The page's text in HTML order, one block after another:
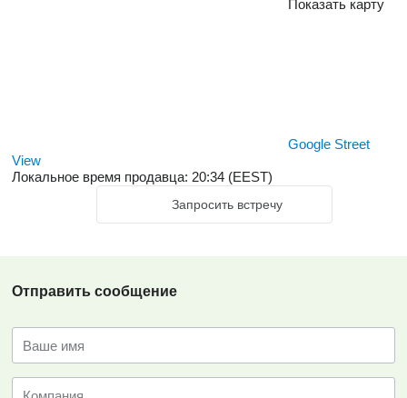
Показать карту
Google Street
View
Локальное время продавца: 20:34 (EEST)
Запросить встречу
Отправить сообщение